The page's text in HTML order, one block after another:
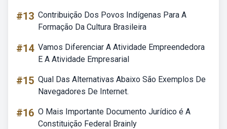
#13 Contribuição Dos Povos Indígenas Para A
Formação Da Cultura Brasileira
#14 Vamos Diferenciar A Atividade Empreendedora
E A Atividade Empresarial
#15 Qual Das Alternativas Abaixo São Exemplos De
Navegadores De Internet.
#16 O Mais Importante Documento Jurídico é A
Constituição Federal Brainly